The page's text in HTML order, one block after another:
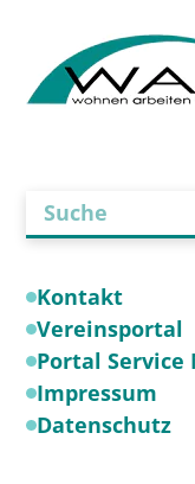
Kontakt
Vereinsportal
Portal
Impressum
Datenschutz